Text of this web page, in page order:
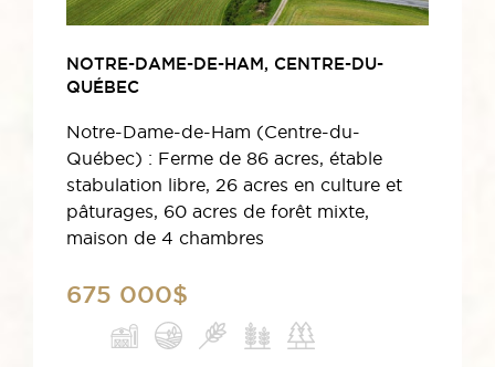
NOTRE-DAME-DE-HAM, CENTRE-DU-
QUÉBEC
Notre-Dame-de-Ham (Centre-du-
Québec) : Ferme de 86 acres, étable
stabulation libre, 26 acres en culture et
pâturages, 60 acres de forêt mixte,
maison de 4 chambres
675 000$